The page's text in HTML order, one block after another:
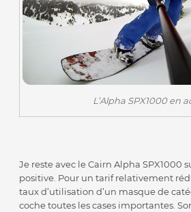
L’Alpha SPX1000 en
Je reste avec le Cairn Alpha SPX1000
positive. Pour un tarif relativement
taux d’utilisation d’un masque de
coche toutes les cases importantes.